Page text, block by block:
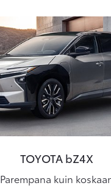
TOYOTA bZ4X
Parempana kuin